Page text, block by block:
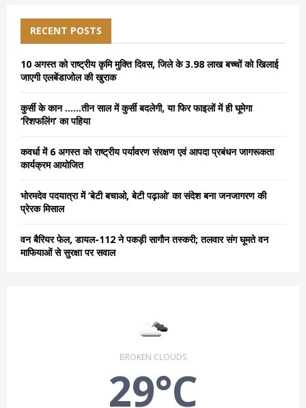
f
r
RECENT POSTS
10 अगस्त को राष्ट्रीय कृमि मुक्ति दिवस, जिले के 3.98 लाख बच्चों को खिलाई
जाएगी एलबेंडाजोल की खुराक
कुर्सी के कान ……तीन साल में कुर्सी बदलेगी, या फिर फाइलों में ही घूमेगा
‘रिशफलिंग’ का पहिया
कवर्धा में 6 अगस्त को राष्ट्रीय पर्यावरण संरक्षण एवं आपदा प्रबंधन जागरूकता
कार्यक्रम आयोजित
भोरमदेव पदयात्रा में ‘बेटी बचाओ, बेटी पढ़ाओ’ का संदेश बना जनजागरण की
प्रेरक मिसाल
वन बैरियर फेल, डायल-112 ने पकड़ी सागौन तस्करी; तलवार संग घूमते वन
माफियाओं से सुरक्षा पर सवाल
BROKEN CLOUDS
29°C